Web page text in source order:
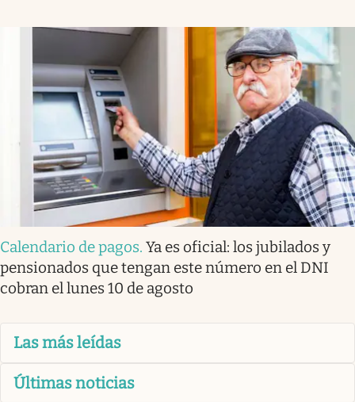
Calendario de pagos. Ya es oficial: los jubilados y
pensionados que tengan este número en el DNI
cobran el lunes 10 de agosto
Las más leídas
Últimas noticias